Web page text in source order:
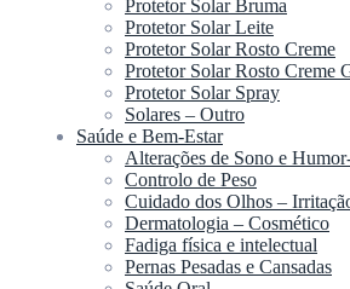
Protetor Solar Bruma
Protetor Solar Leite
Protetor Solar Rosto Creme
Protetor Solar Rosto Creme
Protetor Solar Spray
Solares – Outro
Saúde e Bem-Estar
Alterações de Sono e
Controlo de Peso
Cuidado dos Olhos –
Dermatologia – Cosmético
Fadiga física e intelectual
Pernas Pesadas e Cansadas